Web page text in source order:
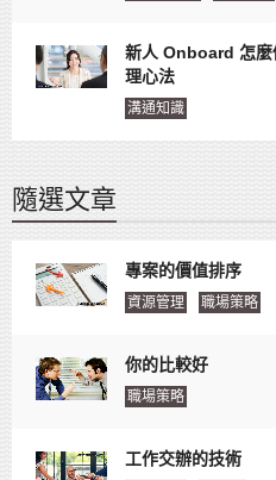
新人 Onboard 怎麼
理心法
溝通知識
隨選文章
專案的價值排序
資源管理 職場策略
你的比較好
職場策略
工作交辦的技術